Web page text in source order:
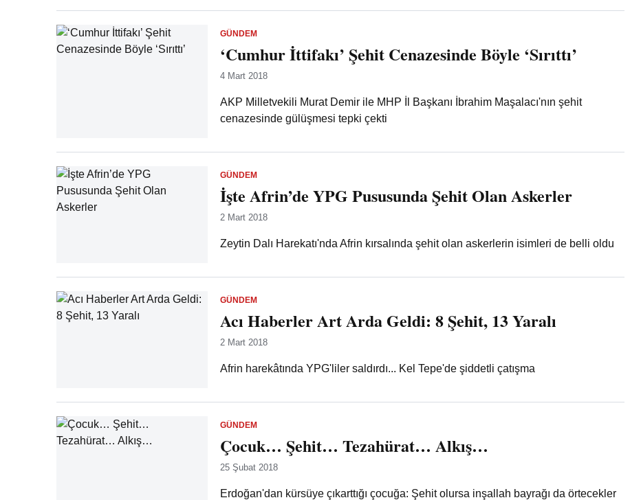
GÜNDEM
‘Cumhur İttifakı’ Şehit Cenazesinde Böyle ‘Sırıttı’
4 Mart 2018
AKP Milletvekili Murat Demir ile MHP İl Başkanı İbrahim Maşalacı'nın şehit
cenazesinde gülüşmesi tepki çekti
GÜNDEM
İşte Afrin’de YPG Pususunda Şehit Olan Askerler
2 Mart 2018
Zeytin Dalı Harekatı'nda Afrin kırsalında şehit olan askerlerin isimleri de belli oldu
GÜNDEM
Acı Haberler Art Arda Geldi: 8 Şehit, 13 Yaralı
2 Mart 2018
Afrin harekâtında YPG'liler saldırdı... Kel Tepe'de şiddetli çatışma
GÜNDEM
Çocuk… Şehit… Tezahürat… Alkış…
25 Şubat 2018
Erdoğan'dan kürsüye çıkarttığı çocuğa: Şehit olursa inşallah bayrağı da örtecekler